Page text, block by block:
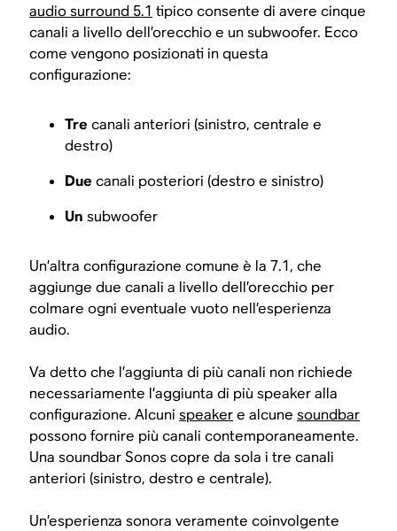
audio surround 5.1 tipico consente di avere cinque
canali a livello dell’orecchio e un subwoofer. Ecco
come vengono posizionati in questa
configurazione:
Tre canali anteriori (sinistro, centrale e
destro)
Due canali posteriori (destro e sinistro)
Un subwoofer
Un’altra configurazione comune è la 7.1, che
aggiunge due canali a livello dell’orecchio per
colmare ogni eventuale vuoto nell’esperienza
audio.
Va detto che l’aggiunta di più canali non richiede
necessariamente l’aggiunta di più speaker alla
configurazione. Alcunispeakere alcunesoundbar
possono fornire più canali contemporaneamente.
Una soundbar Sonos copre da sola i tre canali
anteriori (sinistro, destro e centrale).
Un’esperienza sonora veramente coinvolgente